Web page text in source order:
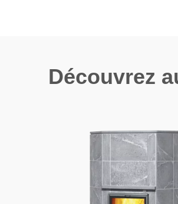
Découvrez